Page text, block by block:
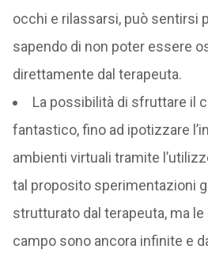
occhi e rilassarsi, può sentirsi
sapendo di non poter essere
direttamente dal terapeuta.
La possibilità di sfruttare il
fantastico, fino ad ipotizzare
ambienti virtuali tramite
tal proposito sperimentazioni
strutturato dal terapeuta, ma
campo sono ancora infinite e